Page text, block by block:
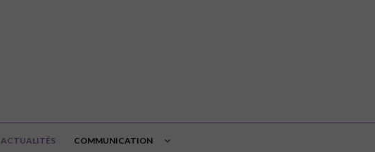
ACTUALITÉS COMMUNICATION